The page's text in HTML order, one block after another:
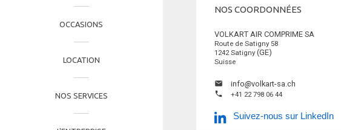
OCCASIONS
LOCATION
NOS SERVICES
NOS COORDONNÉES
VOLKART AIR COMPRIME SA
Route de Satigny 58
1242 Satigny(GE)
Suisse
email info@volkart-sa.ch
phone +41 22 798 06 44
Suivez-nous sur LinkedIn